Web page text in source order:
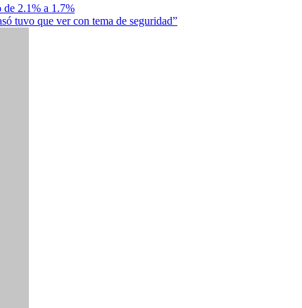
de 2.1% a 1.7%
tuvo que ver con tema de seguridad”